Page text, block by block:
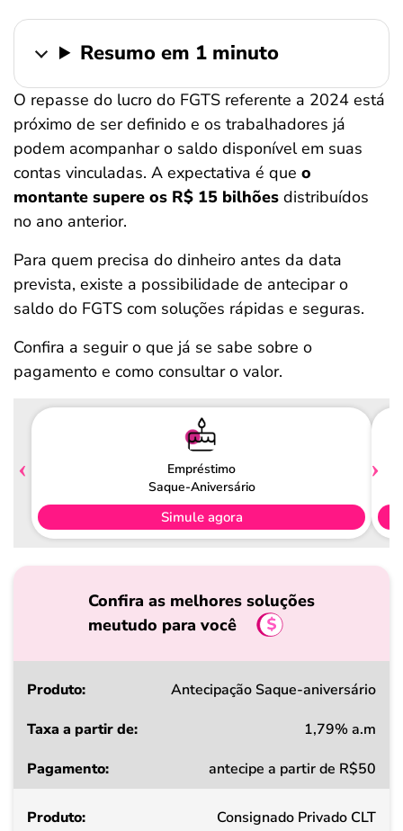
Resumo em 1 minuto
O repasse do lucro do FGTS referente a 2024 está
próximo de ser definido e os trabalhadores já
podem acompanhar o saldo disponível em suas
contas vinculadas. A expectativa é que o
montante supere os R$ 15 bilhões distribuídos
no ano anterior.
Para quem precisa do dinheiro antes da data
prevista, existe a possibilidade de antecipar o
saldo do FGTS com soluções rápidas e seguras.
Confira a seguir o que já se sabe sobre o
pagamento e como consultar o valor.
Empréstimo
Saque-Aniversário
Simule agora
Confira as melhores soluções
meutudo para você
Produto
a
de
Antecipação Saque-aniversário
1,79% a.m
antecipe a partir de R$50
Consignado Privado CLT